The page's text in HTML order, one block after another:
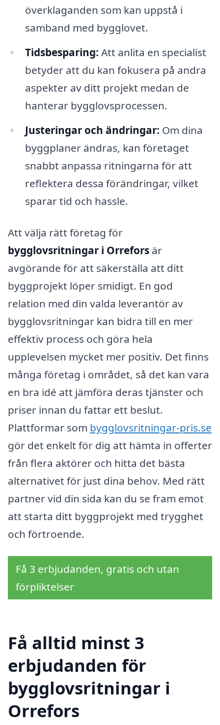
överklaganden som kan uppstå i
samband med bygglovet.
Tidsbesparing: Att anlita en specialist
betyder att du kan fokusera på andra
aspekter av ditt projekt medan de
hanterar bygglovsprocessen.
Justeringar och ändringar: Om dina
byggplaner ändras, kan företaget
snabbt anpassa ritningarna för att
reflektera dessa förändringar, vilket
sparar tid och hassle.
Att välja rätt företag för
bygglovsritningar i Orrefors är
avgörande för att säkerställa att ditt
byggprojekt löper smidigt. En god
relation med din valda leverantör av
bygglovsritningar kan bidra till en mer
effektiv process och göra hela
upplevelsen mycket mer positiv. Det finns
många företag i området, så det kan vara
en bra idé att jämföra deras tjänster och
priser innan du fattar ett beslut.
Plattformar som bygglovsritningar-pris.se
gör det enkelt för dig att hämta in offerter
från flera aktörer och hitta det bästa
alternativet för just dina behov. Med rätt
partner vid din sida kan du se fram emot
att starta ditt byggprojekt med trygghet
och förtroende.
Få 3 erbjudanden, gratis och utan
förpliktelser
Få alltid minst 3
erbjudanden för
bygglovsritningar i
Orrefors